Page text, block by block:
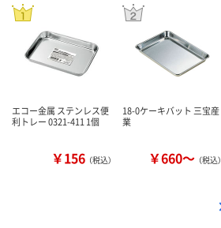
エコー金属 ステンレス便
利トレー 0321-411 1個
￥156 （税込）
18-0ケーキバット 三宝産
業
￥660～ （税込）